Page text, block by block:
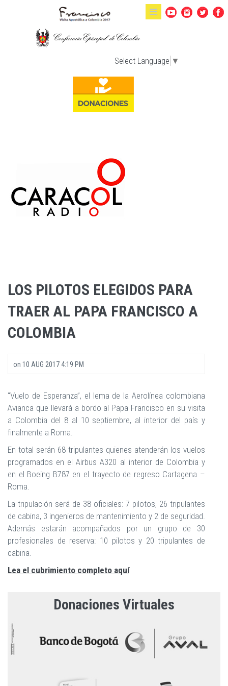
Pasar al contenido principal
Select Language ▼
LOS PILOTOS ELEGIDOS PARA
TRAER AL PAPA FRANCISCO A
COLOMBIA
on 10 AUG 2017 4:19 PM
“Vuelo de Esperanza”, el lema de la Aerolínea colombiana
Avianca que llevará a bordo al Papa Francisco en su visita
a Colombia del 8 al 10 septiembre, al interior del país y
finalmente a Roma.
En total serán 68 tripulantes quienes atenderán los vuelos
programados en el Airbus A320 al interior de Colombia y
en el Boeing B787 en el trayecto de regreso Cartagena –
Roma.
La tripulación será de 38 oficiales: 7 pilotos, 26 tripulantes
de cabina, 3 ingenieros de mantenimiento y 2 de seguridad.
Además estarán acompañados por un grupo de 30
profesionales de reserva: 10 pilotos y 20 tripulantes de
cabina.
Lea el cubrimiento completo aquí
Donaciones Virtuales